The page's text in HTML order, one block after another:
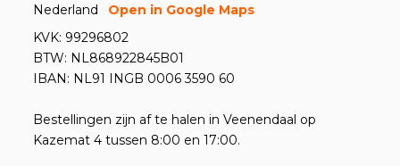
Nederland
Open in Google Maps
KVK: 99296802
BTW: NL868922845B01
IBAN: NL91 INGB 0006 3590 60
Bestellingen zijn af te halen in Veenendaal op
Kazemat 4 tussen 8:00 en 17:00.